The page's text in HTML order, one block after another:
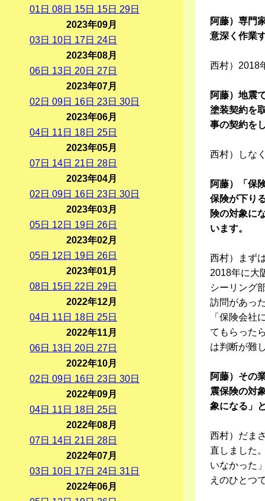
阿藤）専門
意深く作業
西村）2018
阿藤）地震
塗装契約を
事の契約を
西村）しな
阿藤）「保
保険が下り
険の対象に
います。
西村）まず
2018年に大
シーリング
訪問があっ
「保険会社
てもらった
は判断が難
阿藤）その
震保険の対
象になる」
西村）だま
直しました
いなかった
えのひとつ
01 日 08日 15日 15日 29日
2023年09月
03日 10日 17日 24日
2023年08月
06日 13日 20日 27日
2023年07月
02 日 09日 16日 23日 30日
2023年06月
04日 11 日 18日 25日
2023年05月
07日 14日 21 日 28日
2023年04月
02 日 09日 16日 23日 30日
2023年03月
05日 12 日 19日 26日
2023年02月
05日 12 日 19日 26日
2023年01月
08日 15日 22 日 29日
2022年12月
04日 11 日 18日 25日
2022年11月
06日 13日 20日 27日
2022年10月
02 日 09日 16日 23日 30日
2022年09月
04日 11 日 18日 25日
2022年08月
07日 14日 21 日 28日
2022年07月
03日 10日 17日 24日 31 日
2022年06月